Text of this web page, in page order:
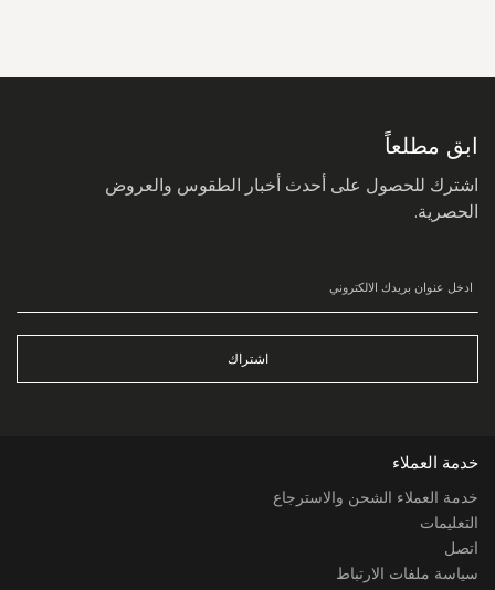
ابق مطلعاً
اشترك للحصول على أحدث أخبار الطقوس والعروض
الحصرية.
اشتراك
خدمة العملاء
خدمة العملاء الشحن والاسترجاع
التعليمات
اتصل
سياسة ملفات الارتباط